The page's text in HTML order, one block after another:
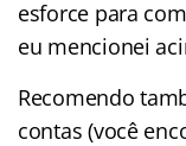
esforce para
eu mencionei
Recomendo
contas (você